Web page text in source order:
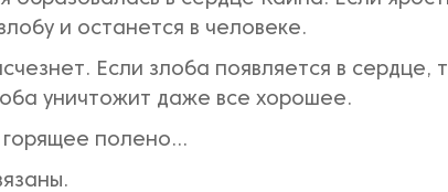
и останется в человеке.
Если злоба появляется в сердце,
уничтожит даже все хорошее.
полено...